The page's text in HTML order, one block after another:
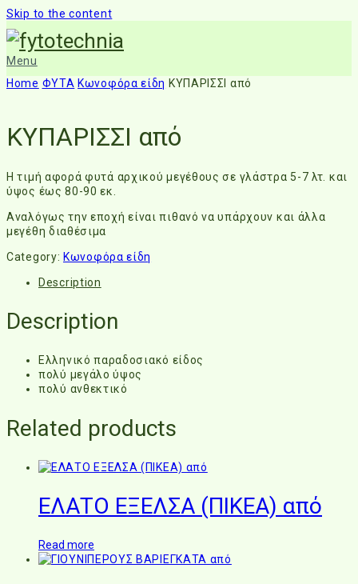
Skip to the content
Menu
Home ΦΥΤΑ Κωνοφόρα είδη ΚΥΠΑΡΙΣΣΙ από
ΚΥΠΑΡΙΣΣΙ από
Η τιμή αφορά φυτά αρχικού μεγέθους σε γλάστρα 5-7 λτ. και
ύψος έως 80-90 εκ.
Αναλόγως την εποχή είναι πιθανό να υπάρχουν και άλλα
μεγέθη διαθέσιμα
Category: Κωνοφόρα είδη
Description
Description
Ελληνικό παραδοσιακό είδος
πολύ μεγάλο ύψος
πολύ ανθεκτικό
Related products
ΕΛΑΤΟ ΕΞΕΛΣΑ (ΠΙΚΕΑ) από
Read more